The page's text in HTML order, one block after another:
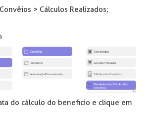
> Cálculos Realizados;
do cálculo do beneficio e clique em